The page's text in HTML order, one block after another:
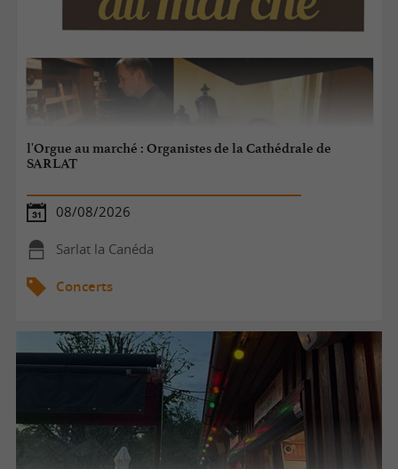
l'Orgue au marché : Organistes de la Cathédrale de
SARLAT
08/08/2026
Sarlat la Canéda
Concerts